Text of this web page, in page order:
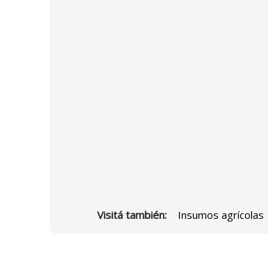
Visitá también: Insumos agrícolas